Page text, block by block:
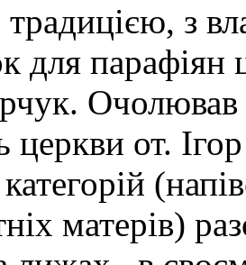
з
для парафіян
Очолював
церкви от.
матерів)